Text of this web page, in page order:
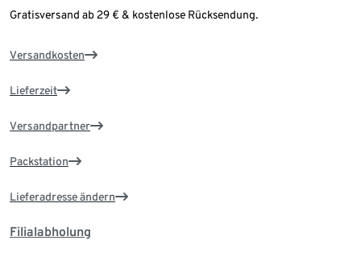
Gratisversand ab 29 € & kostenlose Rücksendung.
Versandkosten
Lieferzeit
Versandpartner
Packstation
Lieferadresse ändern
Filialabholung